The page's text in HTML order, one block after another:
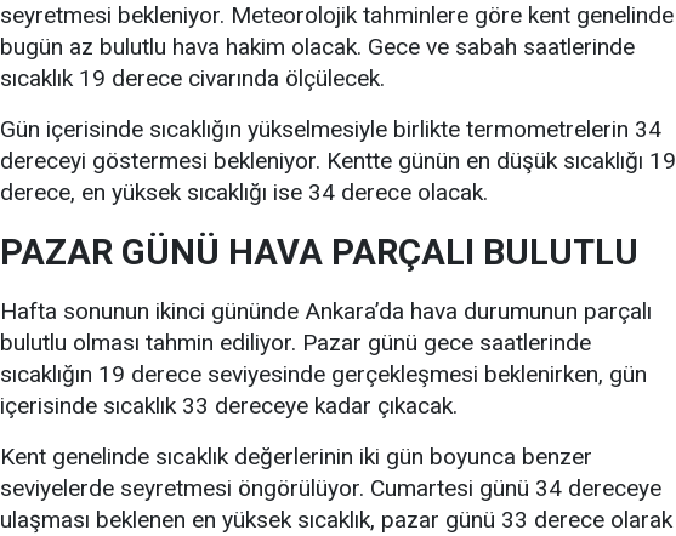
seyretmesi bekleniyor. Meteorolojik tahminlere göre kent genelinde
bugün az bulutlu hava hakim olacak. Gece ve sabah saatlerinde
sıcaklık 19 derece civarında ölçülecek.
Gün içerisinde sıcaklığın yükselmesiyle birlikte termometrelerin 34
dereceyi göstermesi bekleniyor. Kentte günün en düşük sıcaklığı 19
derece, en yüksek sıcaklığı ise 34 derece olacak.
PAZAR GÜNÜ HAVA PARÇALI BULUTLU
Hafta sonunun ikinci gününde Ankara’da hava durumunun parçalı
bulutlu olması tahmin ediliyor. Pazar günü gece saatlerinde
sıcaklığın 19 derece seviyesinde gerçekleşmesi beklenirken, gün
içerisinde sıcaklık 33 dereceye kadar çıkacak.
Kent genelinde sıcaklık değerlerinin iki gün boyunca benzer
seviyelerde seyretmesi öngörülüyor. Cumartesi günü 34 dereceye
ulaşması beklenen en yüksek sıcaklık, pazar günü 33 derece olarak